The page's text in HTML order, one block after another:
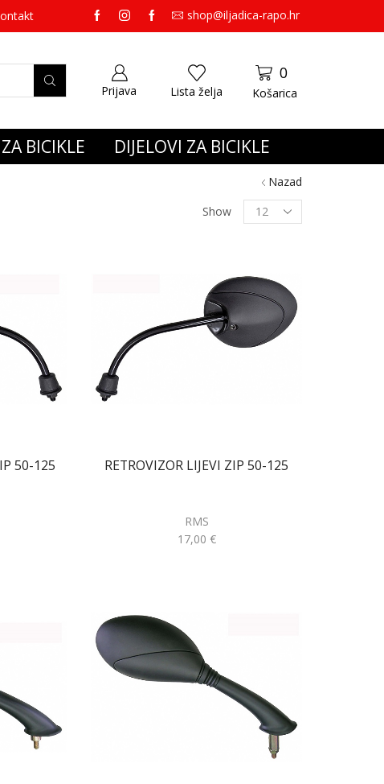
preko 65,00 eura gratis dostava.shop@iljadica-rapo.hr
Prijava Lista želja
0
Košarica
BICIKLE DIJELOVI ZA BICIKLE
Nazad
Show
50-125 RETROVIZOR LIJEVI ZIP 50-125
RMS
17,00 €